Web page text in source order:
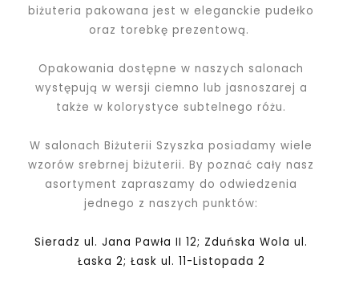
biżuteria pakowana jestw eleganckie pudełko
oraz torebkę prezentową.
Opakowania dostępne w naszych salonach
występują w wersji ciemno lub jasnoszarej a
także w kolorystyce subtelnego różu.
W salonach Biżuterii Szyszka posiadamy wiele
wzorów srebrnej biżuterii. By poznać cały nasz
asortyment zapraszamy do odwiedzenia
jednego z naszych punktów:
Sieradz ul. Jana Pawła II 12; Zduńska Wola ul.
Łaska 2; Łask ul. 11-Listopada 2